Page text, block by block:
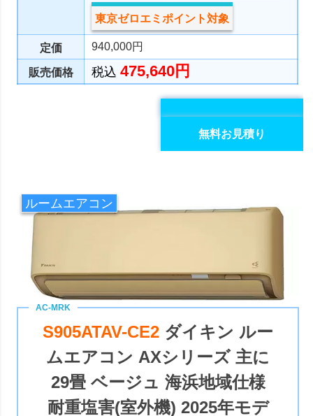
東京ゼロエミポイント対象
定価 940,000円
販売価格 税込475,640円
無料お見積り
ルームエアコン
S905ATAV-CE2 ダイキン ルー
ムエアコン AXシリーズ 主に
29畳 ベージュ 海浜地域仕様
耐重塩害(室外機) 2025年モデ